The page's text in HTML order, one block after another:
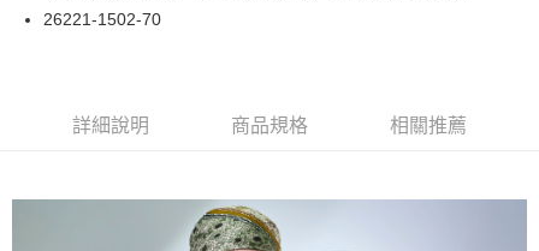
1.本服務由台灣大哥大提供，台灣大哥大用戶可立即使用無須另外申請。
3.實際核准額度、可分期數及費用金額請依後續交易確認頁面所載為準。
4.訂單成立30分鐘內，如未前往確認交易或遇審核未通過，訂單將自動取
【繳款方式說明】
1.分期款項不併入電信帳單，「大哥付你分期」於每月結算日後寄送繳費提
ATM付款
全家取貨付款
付款後全家取貨
每筆NT$60，滿NT$1,000(含以上)免運費
26221-1502-70
詳細說明 商品規格 相關推薦